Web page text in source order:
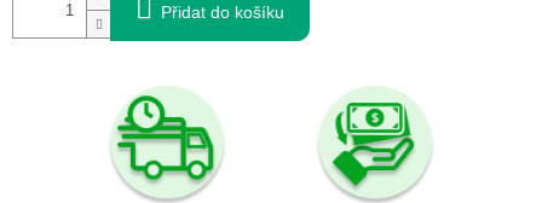
Přidat do košíku